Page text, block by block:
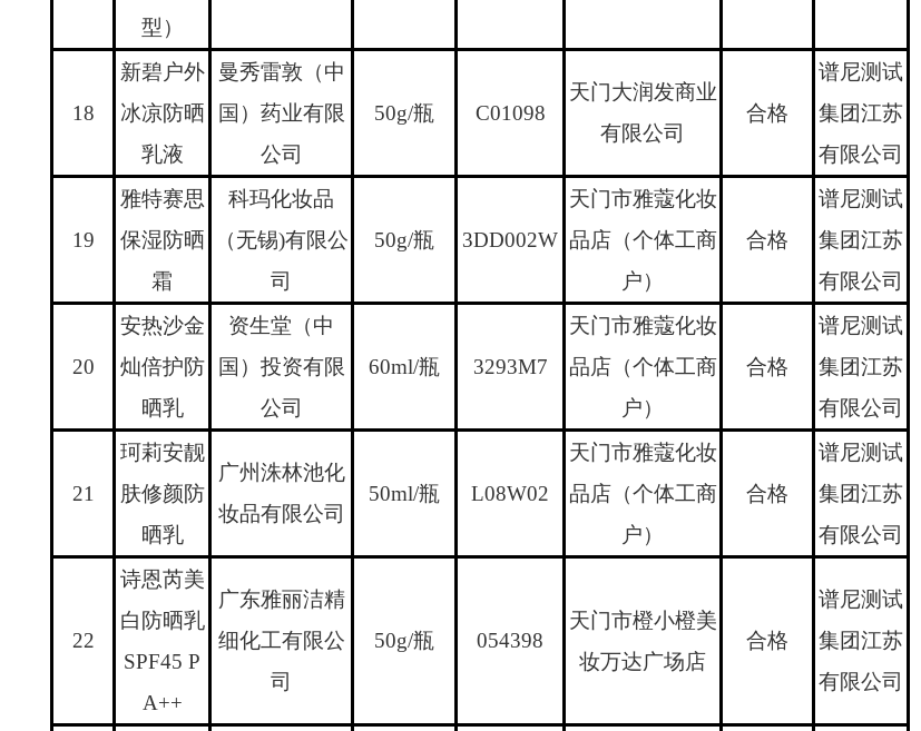
型）
18
新碧户外
冰凉防晒
乳液
曼秀雷敦（中
国）药业有限
公司
50g/瓶 C01098
天门大润发商业
有限公司
合格
谱尼测试
集团江苏
有限公司
19
雅特赛思
保湿防晒
霜
科玛化妆品
（无锡)有限公
司
50g/瓶 3DD002W
天门市雅蔻化妆
品店（个体工商
户）
合格
谱尼测试
集团江苏
有限公司
20
安热沙金
灿倍护防
晒乳
资生堂（中
国）投资有限
公司
60ml/瓶 3293M7
天门市雅蔻化妆
品店（个体工商
户）
合格
谱尼测试
集团江苏
有限公司
21
珂莉安靓
肤修颜防
晒乳
广州洙林池化
妆品有限公司
50ml/瓶 L08W02
天门市雅蔻化妆
品店（个体工商
户）
合格
谱尼测试
集团江苏
有限公司
22
诗恩芮美
白防晒乳
SPF45 P
A++
广东雅丽洁精
细化工有限公
司
50g/瓶 054398
天门市橙小橙美
妆万达广场店
合格
谱尼测试
集团江苏
有限公司